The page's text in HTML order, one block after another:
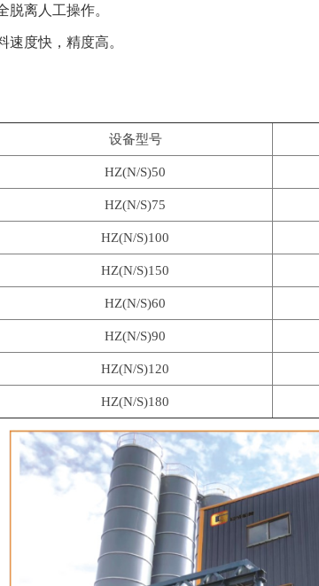
离人工操作。
度快，精度高。
设备型号
HZ(N/S)50
HZ(N/S)75
HZ(N/S)100
HZ(N/S)150
HZ(N/S)60
HZ(N/S)90
HZ(N/S)120
HZ(N/S)180